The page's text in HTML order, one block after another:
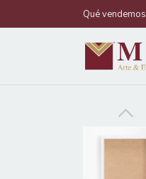
Qué vendemos